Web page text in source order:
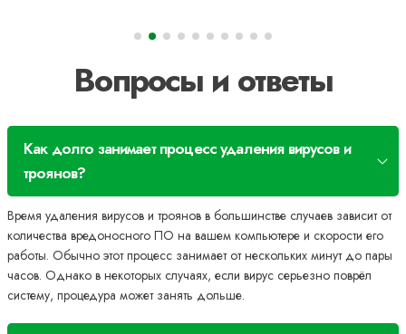
Вопросы и ответы
Как долго занимает процесс удаления вирусов и
троянов?
Время удаления вирусов и троянов в большинстве случаев зависит от
количества вредоносного ПО на вашем компьютере и скорости его
работы. Обычно этот процесс занимает от нескольких минут до пары
часов. Однако в некоторых случаях, если вирус серьезно поврёл
систему, процедура может занять дольше.